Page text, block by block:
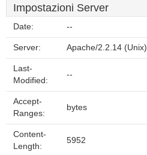
Impostazioni Server
Date: --
Server: Apache/2.2.14 (Unix)
Last-
Modified:
--
Accept-
Ranges:
bytes
Content-
Length:
5952